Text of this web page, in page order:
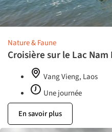
Nature & Faune
Croisière sur le Lac
Vang Vieng, Laos
Une journée
En savoir plus